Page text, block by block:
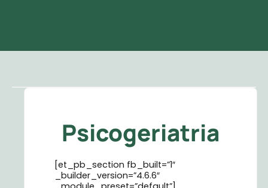
Psicogeriatria
[et_pb_section fb_built=”1″
_builder_version=”4.6.6″